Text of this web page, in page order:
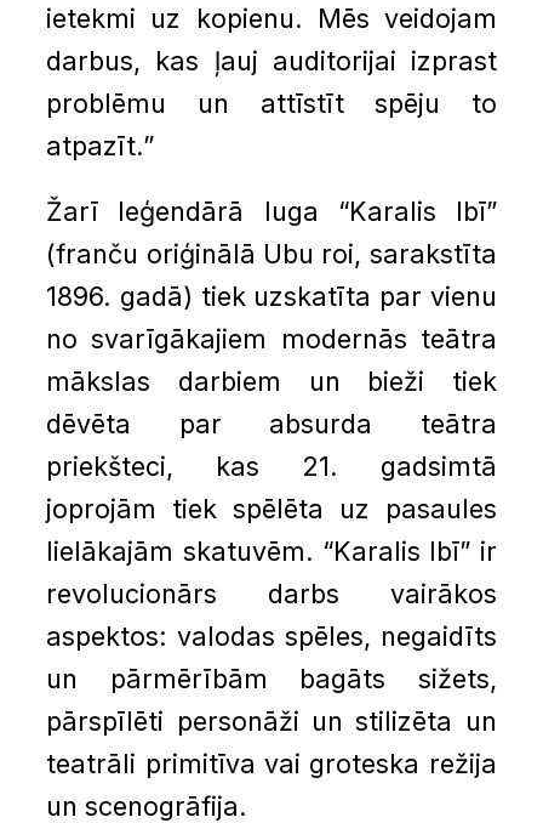
ietekmi uz kopienu. Mēs veidojam
darbus, kas ļauj auditorijai izprast
problēmu un attīstīt spēju to
atpazīt.”
Žarī leģendārā luga “Karalis Ibī”
(franču oriģinālā Ubu roi, sarakstīta
1896. gadā) tiek uzskatīta par vienu
no svarīgākajiem modernās teātra
mākslas darbiem un bieži tiek
dēvēta par absurda teātra
priekšteci, kas 21. gadsimtā
joprojām tiek spēlēta uz pasaules
lielākajām skatuvēm. “Karalis Ibī” ir
revolucionārs darbs vairākos
aspektos: valodas spēles, negaidīts
un pārmērībām bagāts sižets,
pārspīlēti personāži un stilizēta un
teatrāli primitīva vai groteska režija
un scenogrāfija.